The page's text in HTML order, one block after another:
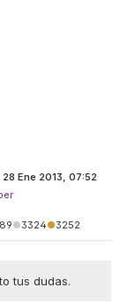
28 Ene 2013, 07:52
●3324●3252
tus dudas.